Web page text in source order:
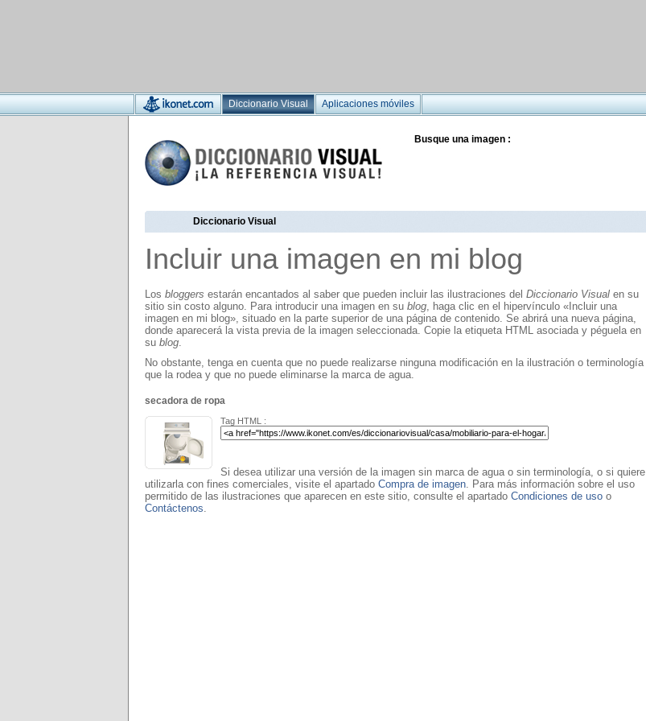
Diccionario Visual Aplicaciones móviles
Busque una imagen :
Diccionario Visual
Incluir una imagen en mi blog
Los bloggers estarán encantados al saber que pueden incluir las ilustraciones del Diccionario Visual en su
sitio sin costo alguno. Para introducir una imagen en su blog, haga clic en el hipervínculo «Incluir una
imagen en mi blog», situado en la parte superior de una página de contenido. Se abrirá una nueva página,
donde aparecerá la vista previa de la imagen seleccionada. Copie la etiqueta HTML asociada y péguela en
su blog.
No obstante, tenga en cuenta que no puede realizarse ninguna modificación en la ilustración o terminología
que la rodea y que no puede eliminarse la marca de agua.
secadora de ropa
Tag HTML :
Si desea utilizar una versión de la imagen sin marca de agua o sin terminología, o si quiere
utilizarla con fines comerciales, visite el apartado Compra de imagen. Para más información sobre el uso
permitido de las ilustraciones que aparecen en este sitio, consulte el apartado Condiciones de uso o
Contáctenos.